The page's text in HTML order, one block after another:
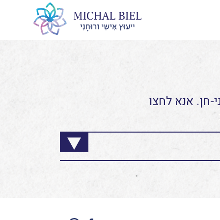
חן. אנא לחצו